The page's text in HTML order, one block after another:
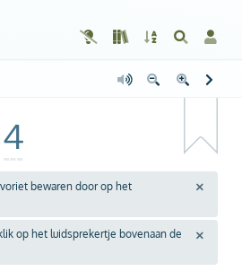
4
bewaren door op het
op het luidsprekertje bovenaan de